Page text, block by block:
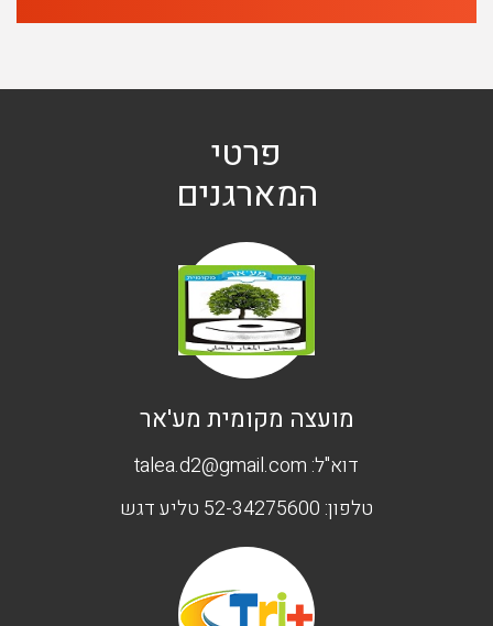
פרטי
המארגנים
מועצה מקומית מע'אר
דוא"ל: talea.d2@gmail.com
טלפון: 52-34275600 טליע דגש